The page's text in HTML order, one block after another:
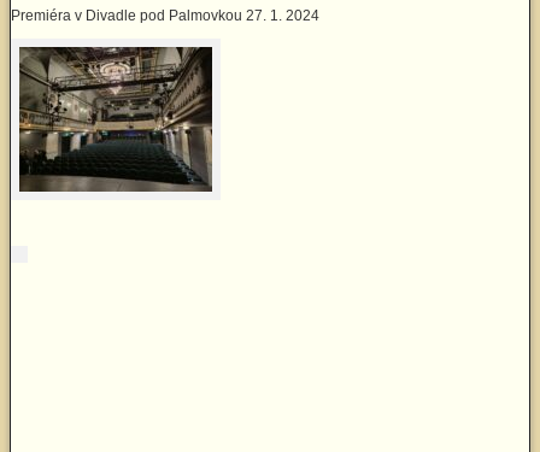
Premiéra v Divadle pod Palmovkou 27. 1. 2024